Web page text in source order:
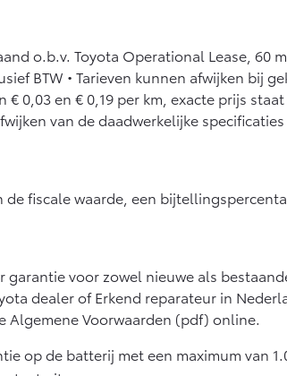
o.b.v. Toyota Operational Lease,
BTW • Tarieven kunnen afwijken
0,03 en € 0,19 per km, exacte prijs
van de daadwerkelijke
fiscale waarde, een
garantie voor zowel nieuwe als
dealer of Erkend reparateur in
Algemene Voorwaarden (pdf) online.
op de batterij met een maximum van